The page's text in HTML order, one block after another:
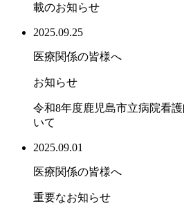
載のお知らせ
2025.09.25
医療関係の皆様へ
お知らせ
令和8年度鹿児島市立病院看
いて
2025.09.01
医療関係の皆様へ
重要なお知らせ